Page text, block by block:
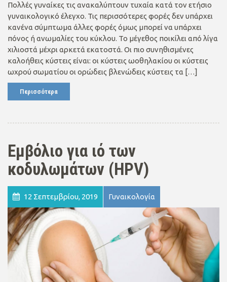
Πολλές γυναίκες τις ανακαλύπτουν τυχαία κατά τον ετήσιο
γυναικολογικό έλεγχο. Τις περισσότερες φορές δεν υπάρχει
κανένα σύμπτωμα άλλες φορές όμως μπορεί να υπάρχει
πόνος ή ανωμαλίες του κύκλου. Το μέγεθος ποικίλει από λίγα
χιλιοστά μέχρι αρκετά εκατοστά. Οι πιο συνηθισμένες
καλοήθεις κύστεις είναι: οι κύστεις ωοθηλακίου οι κύστεις
ωχρού σωματίου οι ορώδεις βλενώδεις κύστεις τα […]
Περισσότερα
Εμβόλιο για ιό των
κοδυλωμάτων (HPV)
12 Σεπτεμβρίου, 2019 Γυναικολογία